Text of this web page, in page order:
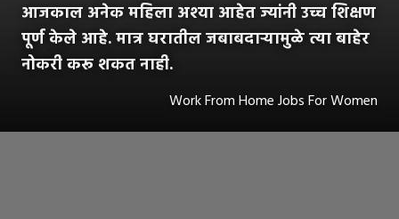
आजकाल अनेक महिला अश्या आहेत ज्यांनी उच्च शिक्षण
पूर्ण केले आहे. मात्र घरातील जबाबदाऱ्यामुळे त्या बाहेर
नोकरी करू शकत नाही.
Work From Home Jobs For Women